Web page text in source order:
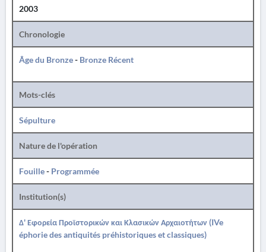
2003
Chronologie
Âge du Bronze- Bronze Récent
Mots-clés
Sépulture
Nature de l'opération
Fouille- Programmée
Institution(s)
Δ' Εφορεία Προϊστορικών και Κλασικών Αρχαιοτήτων (IVe
éphorie des antiquités préhistoriques et classiques)